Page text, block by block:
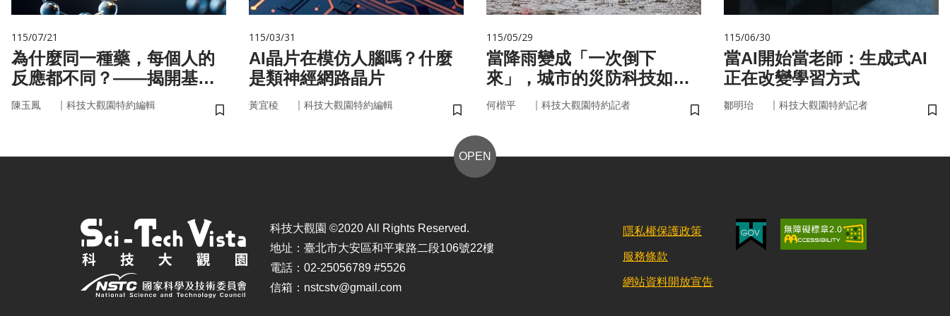
115/07/21
為什麼同一種藥，每個人的
反應都不同？——揭開基因
的用藥密碼
陳玉鳳 ｜ 科技大觀園特約編輯
儲存書籤
115/03/31
AI晶片在模仿人腦嗎？什麼
是類神經網路晶片
黃宜稜 ｜ 科技大觀園特約編輯
儲存書籤
115/05/29
當降雨變成「一次倒下
來」，城市的災防科技如何
即時應變？
何楷平 ｜ 科技大觀園特約記者
儲存書籤
115/06/30
當AI開始當老師：生成式AI
正在改變學習方式
鄒明珆 ｜ 科技大觀園特約記者
儲
OPEN
科技大觀園 ©2020 All Rights Reserved.
地址：臺北市大安區和平東路二段106號22樓
電話：02-25056789 #5526
信箱：nstcstv@gmail.com
隱私權保護政策
服務條款
網站資料開放宣告